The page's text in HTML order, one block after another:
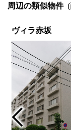
周辺の類似物件